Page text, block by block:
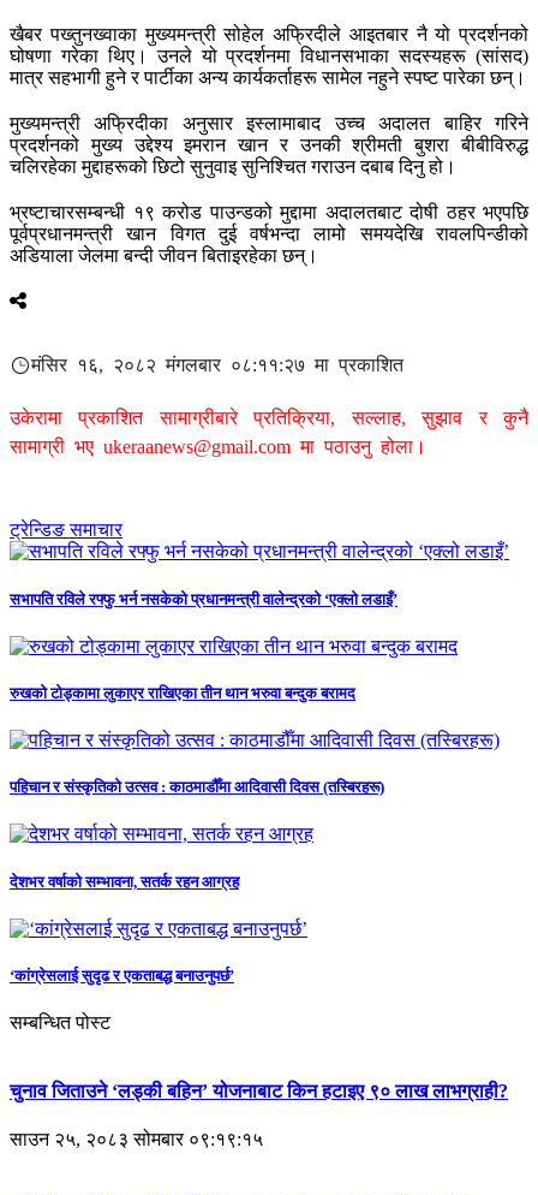
खैबर पख्तुनख्वाका मुख्यमन्त्री सोहेल अफ्रिदीले आइतबार नै यो प्रदर्शनको
घोषणा गरेका थिए। उनले यो प्रदर्शनमा विधानसभाका सदस्यहरू (सांसद)
मात्र सहभागी हुने र पार्टीका अन्य कार्यकर्ताहरू सामेल नहुने स्पष्ट पारेका छन्।
मुख्यमन्त्री अफ्रिदीका अनुसार इस्लामाबाद उच्च अदालत बाहिर गरिने
प्रदर्शनको मुख्य उद्देश्य इमरान खान र उनकी श्रीमती बुशरा बीबीविरुद्ध
चलिरहेका मुद्दाहरूको छिटो सुनुवाइ सुनिश्चित गराउन दबाब दिनु हो।
भ्रष्टाचारसम्बन्धी १९ करोड पाउन्डको मुद्दामा अदालतबाट दोषी ठहर भएपछि
पूर्वप्रधानमन्त्री खान विगत दुई वर्षभन्दा लामो समयदेखि रावलपिन्डीको
अडियाला जेलमा बन्दी जीवन बिताइरहेका छन्।
मंसिर १६, २०८२ मंगलबार ०८:११:२७ मा प्रकाशित
उकेरामा प्रकाशित सामाग्रीबारे प्रतिक्रिया, सल्लाह, सुझाव र कुनै
सामाग्री भए ukeraanews@gmail.com मा पठाउनु होला।
ट्रेन्डिङ समाचार
सभापति रविले रफ्फु भर्न नसकेको प्रधानमन्त्री वालेन्द्रको ‘एक्लो लडाइँ’
रुखको टोड्कामा लुकाएर राखिएका तीन थान भरुवा बन्दुक बरामद
पहिचान र संस्कृतिको उत्सव : काठमाडौँमा आदिवासी दिवस (तस्बिरहरू)
देशभर वर्षाको सम्भावना, सतर्क रहन आग्रह
‘कांग्रेसलाई सुदृढ र एकताबद्ध बनाउनुपर्छ’
सम्बन्धित पोस्ट
चुनाव जिताउने ‘लड्की बहिन’ योजनाबाट किन हटाइए ९० लाख लाभग्राही?
साउन २५, २०८३ सोमबार ०९:१९:१५